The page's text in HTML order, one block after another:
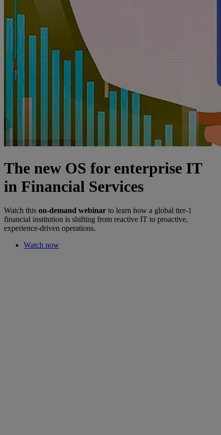
The new OS for enterprise IT
in Financial Services
Watch this on-demand webinar to learn how a global tier-1
financial institution is shifting from reactive IT to proactive,
experience-driven operations.
Watch now